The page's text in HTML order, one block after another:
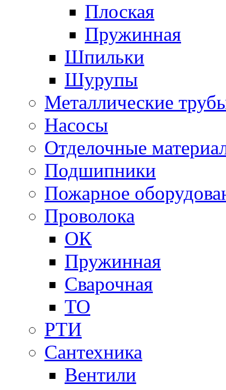
Плоская
Пружинная
Шпильки
Шурупы
Металлические
Насосы
Отделочные
Подшипники
Пожарное
Проволока
ОК
Пружинная
Сварочная
ТО
РТИ
Сантехника
Вентили